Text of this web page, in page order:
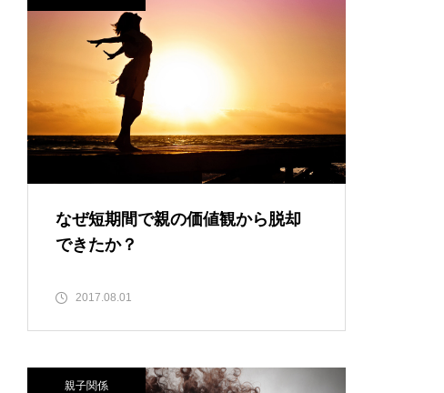
なぜ短期間で親の価値観から脱却
できたか？
2017.08.01
親子関係